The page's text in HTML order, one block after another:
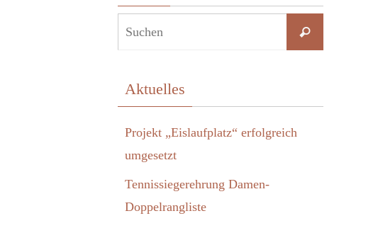
nach:
Suchen
Aktuelles
Projekt „Eislaufplatz“ erfolgreich
umgesetzt
Tennissiegerehrung Damen-
Doppelrangliste